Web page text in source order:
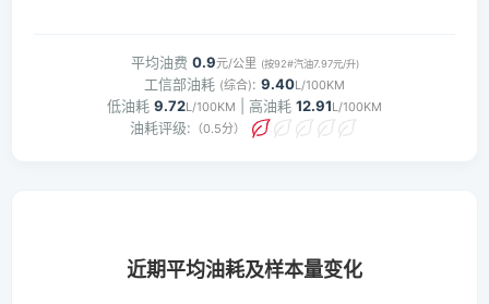
平均油费 0.9元/公里 (按92#汽油7.97元/升)
工信部油耗 (综合): 9.40L/100KM
低油耗 9.72L/100KM | 高油耗 12.91L/100KM
油耗评级: （0.5分）